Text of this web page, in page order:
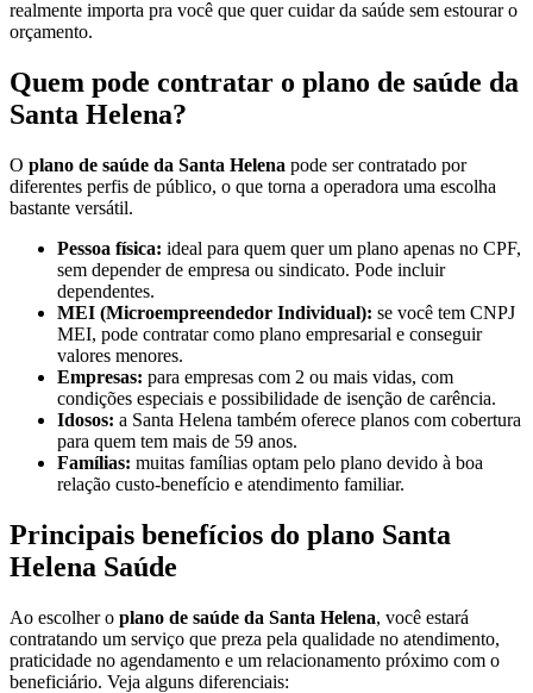
realmente importa pra você que quer cuidar da saúde sem estourar o
orçamento.
Quem pode contratar o plano de saúde da
Santa Helena?
O plano de saúde da Santa Helena pode ser contratado por
diferentes perfis de público, o que torna a operadora uma escolha
bastante versátil.
Pessoa física: ideal para quem quer um plano apenas no CPF,
sem depender de empresa ou sindicato. Pode incluir
dependentes.
MEI (Microempreendedor Individual): se você tem CNPJ
MEI, pode contratar como plano empresarial e conseguir
valores menores.
Empresas: para empresas com 2 ou mais vidas, com
condições especiais e possibilidade de isenção de carência.
Idosos: a Santa Helena também oferece planos com cobertura
para quem tem mais de 59 anos.
Famílias: muitas famílias optam pelo plano devido à boa
relação custo-benefício e atendimento familiar.
Principais benefícios do plano Santa
Helena Saúde
Ao escolher o plano de saúde da Santa Helena, você estará
contratando um serviço que preza pela qualidade no atendimento,
praticidade no agendamento e um relacionamento próximo com o
beneficiário. Veja alguns diferenciais: